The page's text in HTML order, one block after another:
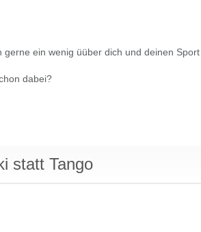
ein wenig üüber dich und deinen
dabei?
statt Tango